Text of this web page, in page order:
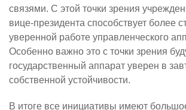
связями. С этой точки зрения
вице-президента способствует более
уверенной работе управленческого
Особенно важно это с точки зрения
государственный аппарат уверен в
собственной устойчивости.
В итоге все инициативы имеют